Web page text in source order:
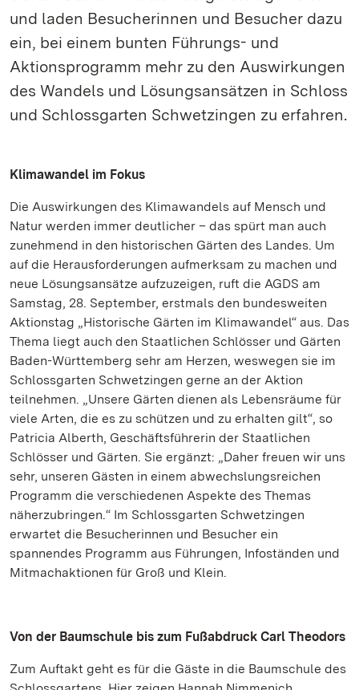
und laden Besucherinnen und Besucher dazu
ein, bei einem bunten Führungs- und
Aktionsprogramm mehr zu den Auswirkungen
des Wandels und Lösungsansätzen in Schloss
und Schlossgarten Schwetzingen zu erfahren.
Klimawandel im Fokus
Die Auswirkungen des Klimawandels auf Mensch und
Natur werden immer deutlicher – das spürt man auch
zunehmend in den historischen Gärten des Landes. Um
auf die Herausforderungen aufmerksam zu machen und
neue Lösungsansätze aufzuzeigen, ruft die AGDS am
Samstag, 28. September, erstmals den bundesweiten
Aktionstag „Historische Gärten im Klimawandel“ aus. Das
Thema liegt auch den Staatlichen Schlösser und Gärten
Baden-Württemberg sehr am Herzen, weswegen sie im
Schlossgarten Schwetzingen gerne an der Aktion
teilnehmen. „Unsere Gärten dienen als Lebensräume für
viele Arten, die es zu schützen und zu erhalten gilt“, so
Patricia Alberth, Geschäftsführerin der Staatlichen
Schlösser und Gärten. Sie ergänzt: „Daher freuen wir uns
sehr, unseren Gästen in einem abwechslungsreichen
Programm die verschiedenen Aspekte des Themas
näherzubringen.“ Im Schlossgarten Schwetzingen
erwartet die Besucherinnen und Besucher ein
spannendes Programm aus Führungen, Infoständen und
Mitmachaktionen für Groß und Klein.
Von der Baumschule bis zum Fußabdruck Carl Theodors
Zum Auftakt geht es für die Gäste in die Baumschule des